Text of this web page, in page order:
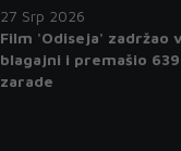
27 Srp 2026
Film 'Odiseja' zadržao
blagajni i premašio
zarade